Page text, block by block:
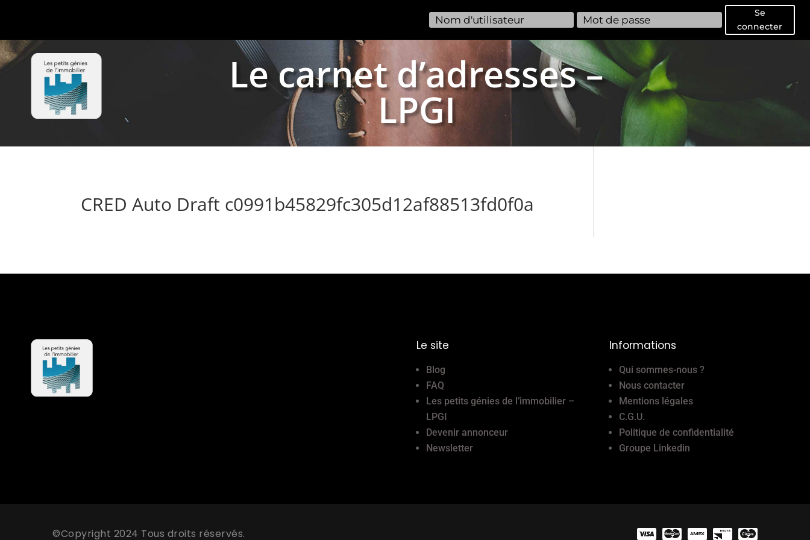
Se
connecter
Le carnet d’adresses –
LPGI
CRED Auto Draft c0991b45829fc305d12af88513fd0f0a
Le site
Blog
FAQ
Les petits génies de l’immobilier –
LPGI
Devenir annonceur
Newsletter
Informations
Qui sommes-nous ?
Nous contacter
Mentions légales
C.G.U.
Politique de confidentialité
Groupe Linkedin
©Copyright 2024 Tous droits réservés.